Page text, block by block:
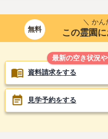
無料
＼ かん
この霊園
最新の空き状況
資料請求をする
見学予約をする